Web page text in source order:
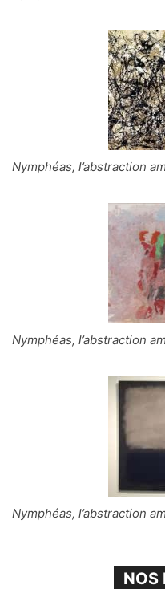
Nymphéas, l’abstraction
Nymphéas, l’abstraction
Nymphéas, l’abstraction
NOS